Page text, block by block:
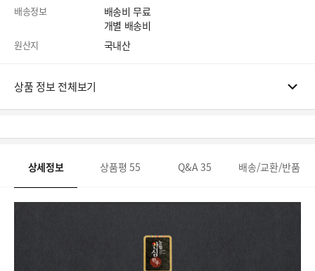
배송정보
배송비 무료
개별 배송비
원산지 국내산
상품 정보 전체보기
상세정보 상품평 55 Q&A 35 배송/교환/반품